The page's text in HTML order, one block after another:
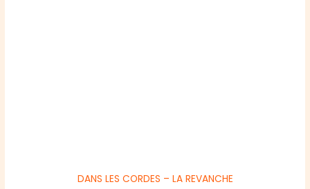
DANS LES CORDES – LA REVANCHE